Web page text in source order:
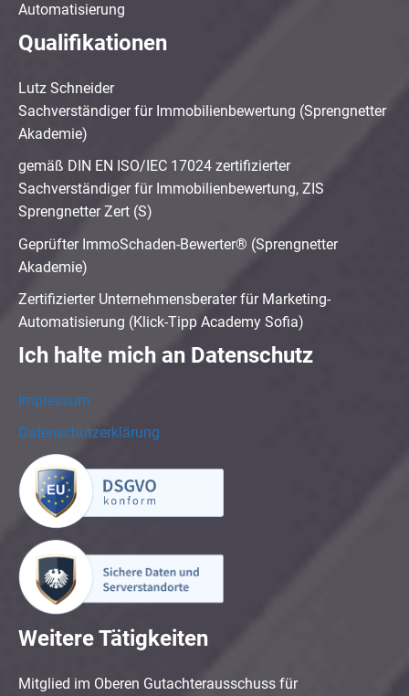
Automatisierung
Qualifikationen
Lutz Schneider
Sachverständiger für Immobilienbewertung (Sprengnetter
Akademie)
gemäß DIN EN ISO/IEC 17024 zertifizierter
Sachverständiger für Immobilienbewertung, ZIS
Sprengnetter Zert (S)
Geprüfter ImmoSchaden-Bewerter® (Sprengnetter
Akademie)
Zertifizierter Unternehmensberater für Marketing-
Automatisierung (Klick-Tipp Academy Sofia)
Ich halte mich an Datenschutz
Impressum
Datenschutzerklärung
Weitere Tätigkeiten
Mitglied im Oberen Gutachterausschuss für